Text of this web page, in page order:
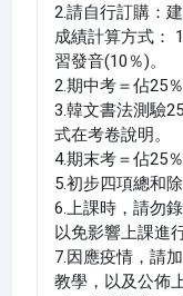
2.請自行訂購：
成績計算方式：
習發音(10％)。
2.期中考＝佔25
3.韓文書法測驗
式在考卷說明。
4.期末考＝佔25
5.初步四項總和
6.上課時，請勿
以免影響上課進行
7.因應疫情，請
教學，以及公佈